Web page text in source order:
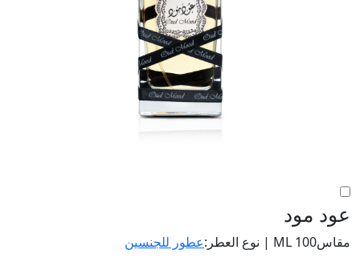
عود مود
مقاس100 ML | نوع العطر: عطور للجنسين